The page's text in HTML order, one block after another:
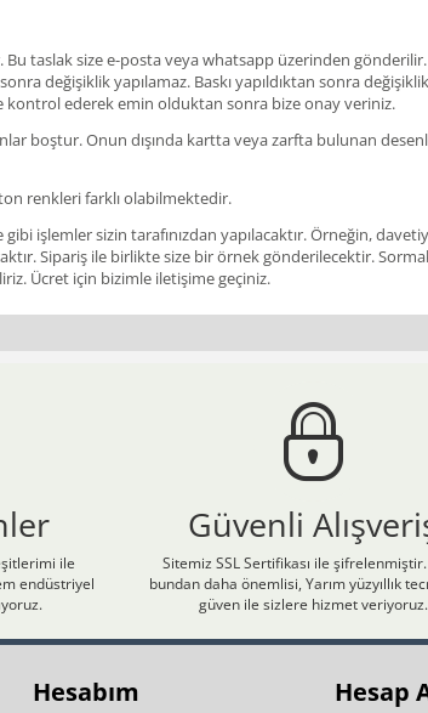
taslak size e-posta veya whatsapp üzerinden gönderilir.
değişiklik yapılamaz. Baskı yapıldıktan sonra
kontrol ederek emin olduktan sonra bize onay veriniz.
boştur. Onun dışında kartta veya zarfta bulunan
renkleri farklı olabilmektedir.
işlemler sizin tarafınızdan yapılacaktır. Örneğin,
Sipariş ile birlikte size bir örnek gönderilecektir.
Ücret için bizimle iletişime geçiniz.
ile
endüstriyel
Güvenli
Sitemiz SSL Sertifikası ile
bundan daha önemlisi, Yarım yüzyıllık
güven ile sizlere hizmet veriyoruz.
Hesabım Hesap